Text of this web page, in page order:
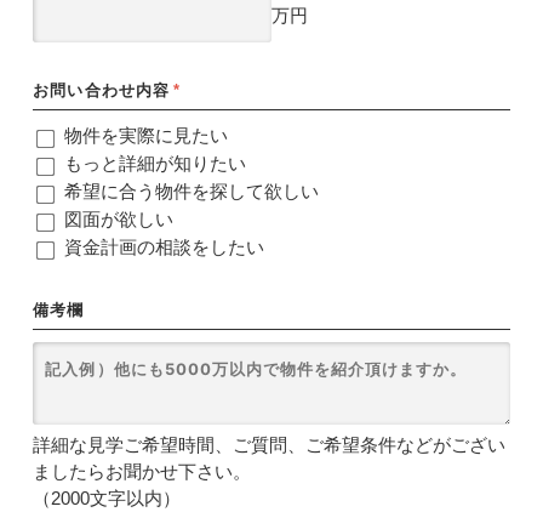
万円
お問い合わせ内容 *
物件を実際に見たい
もっと詳細が知りたい
希望に合う物件を探して欲しい
図面が欲しい
資金計画の相談をしたい
備考欄
詳細な見学ご希望時間、ご質問、ご希望条件などがござい
ましたらお聞かせ下さい。
（2000文字以内）